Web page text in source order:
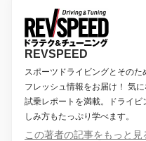
REVSPEED
スポーツドライビングとその
フレッシュ情報をお届け！ 気
試乗レポートを満載。ドライ
しみ方もたっぷり学べます。
この著者の記事をもっと見